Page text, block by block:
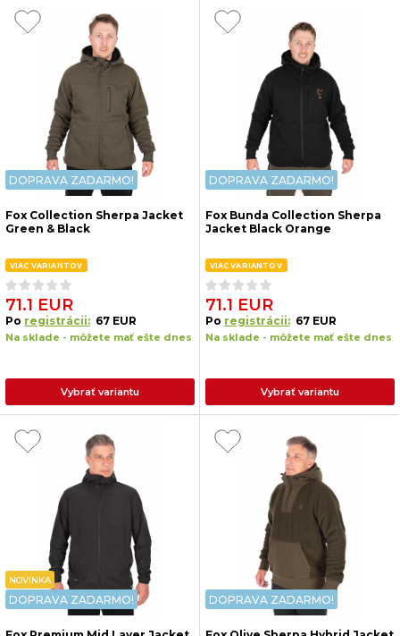
DOPRAVA ZADARMO!
Fox Collection Sherpa Jacket
Green & Black
VIAC VARIANTOV
71.1 EUR
Po registrácii: 67 EUR
Na sklade - môžete mať ešte dnes
Vybrať variantu
DOPRAVA ZADARMO!
Fox Bunda Collection Sherpa
Jacket Black Orange
VIAC VARIANTOV
71.1 EUR
Po registrácii: 67 EUR
Na sklade - môžete mať ešte dnes
Vybrať variantu
NOVINKA
DOPRAVA ZADARMO! DOPRAVA ZADARMO!